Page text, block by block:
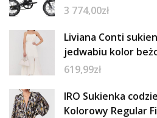
3 774,00zł
Liviana Conti
jedwabiu kolor
619,99zł
IRO Sukienka
Kolorowy Regular